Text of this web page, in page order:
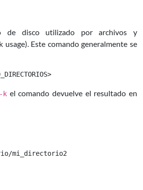
de disco utilizado por archivos y
Este comando generalmente se
-k el comando devuelve el resultado en
mi_directorio2